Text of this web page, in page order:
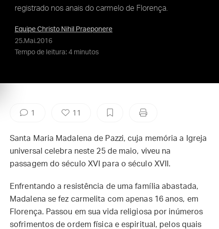
registrado nos anais do carmelo de Florença.
Equipe Christo Nihil Praeponere
25.Mai.2016
Tempo de leitura: 4 minutos
1 11
Santa Maria Madalena de Pazzi, cuja memória a Igreja
universal celebra neste 25 de maio, viveu na
passagem do século XVI para o século XVII.
Enfrentando a resistência de uma família abastada,
Madalena se fez carmelita com apenas 16 anos, em
Florença. Passou em sua vida religiosa por inúmeros
sofrimentos de ordem física e espiritual, pelos quais